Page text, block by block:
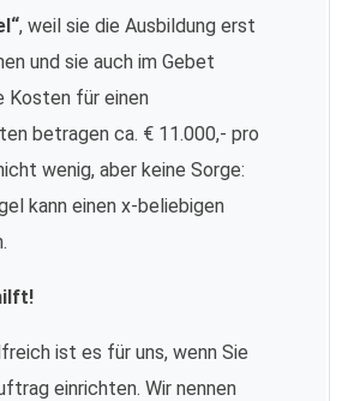
, weil sie die Ausbildung erst
und sie auch im Gebet
Kosten für einen
betragen ca. € 11.000,- pro
wenig, aber keine Sorge:
kann einen x-beliebigen
ist es für uns, wenn Sie
einrichten. Wir nennen